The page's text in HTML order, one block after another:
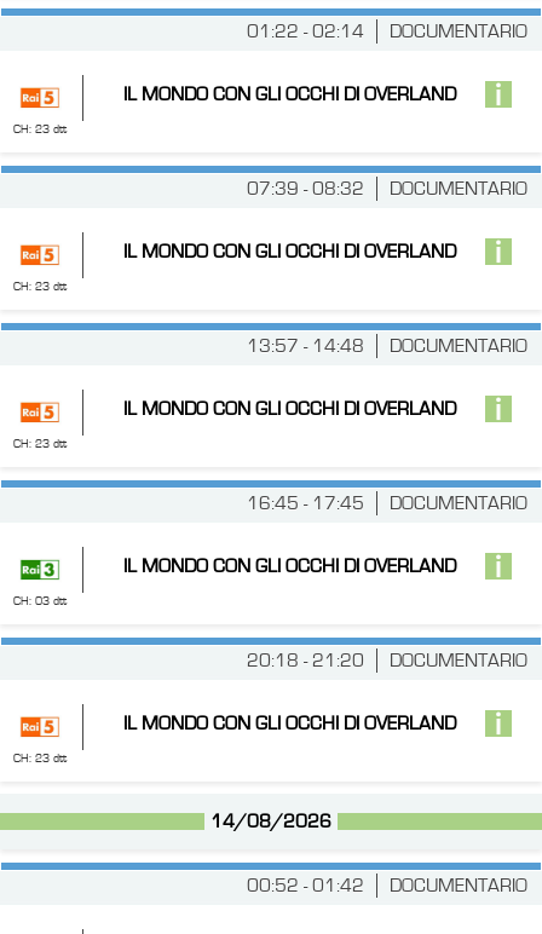
DOCUMENTARIO
01:22 - 02:14
CH: 23 dtt
IL MONDO CON GLI OCCHI DI OVERLAND
DOCUMENTARIO
07:39 - 08:32
CH: 23 dtt
IL MONDO CON GLI OCCHI DI OVERLAND
DOCUMENTARIO
13:57 - 14:48
CH: 23 dtt
IL MONDO CON GLI OCCHI DI OVERLAND
DOCUMENTARIO
16:45 - 17:45
CH: 03 dtt
IL MONDO CON GLI OCCHI DI OVERLAND
DOCUMENTARIO
20:18 - 21:20
CH: 23 dtt
IL MONDO CON GLI OCCHI DI OVERLAND
14/08/2026
DOCUMENTARIO
00:52 - 01:42